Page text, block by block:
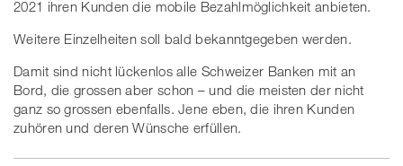
2021 ihren Kunden die mobile Bezahlmöglichkeit anbieten.
Weitere Einzelheiten soll bald bekanntgegeben werden.
Damit sind nicht lückenlos alle Schweizer Banken mit an
Bord, die grossen aber schon – und die meisten der nicht
ganz so grossen ebenfalls. Jene eben, die ihren Kunden
zuhören und deren Wünsche erfüllen.